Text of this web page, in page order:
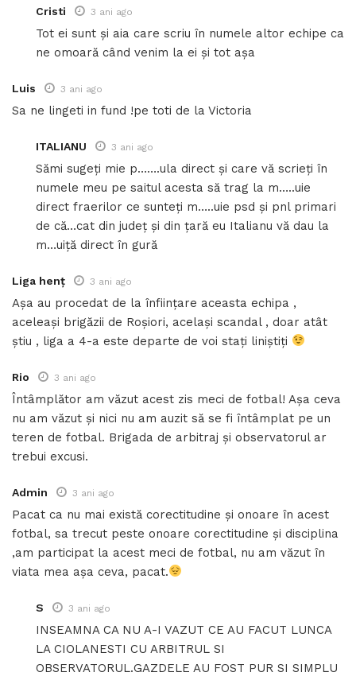
Cristi 3 ani ago
Tot ei sunt și aia care scriu în numele altor echipe ca
ne omoară când venim la ei și tot așa
Luis 3 ani ago
Sa ne lingeti in fund !pe toti de la Victoria
ITALIANU 3 ani ago
Sămi sugeți mie p…….ula direct și care vă scrieți în
numele meu pe saitul acesta să trag la m…..uie
direct fraerilor ce sunteți m…..uie psd și pnl primari
de că…cat din județ și din țară eu Italianu vă dau la
m…uiță direct în gură
Liga henț 3 ani ago
Așa au procedat de la înființare aceasta echipa ,
aceleași brigăzii de Roșiori, același scandal , doar atât
știu , liga a 4-a este departe de voi stați liniștiți
Rio 3 ani ago
Întâmplător am văzut acest zis meci de fotbal! Așa ceva
nu am văzut și nici nu am auzit să se fi întâmplat pe un
teren de fotbal. Brigada de arbitraj și observatorul ar
trebui excusi.
Admin 3 ani ago
Pacat ca nu mai există corectitudine și onoare în acest
fotbal, sa trecut peste onoare corectitudine și disciplina
,am participat la acest meci de fotbal, nu am văzut în
viata mea așa ceva, pacat.
S 3 ani ago
INSEAMNA CA NU A-I VAZUT CE AU FACUT LUNCA
LA CIOLANESTI CU ARBITRUL SI
OBSERVATORUL.GAZDELE AU FOST PUR SI SIMPLU